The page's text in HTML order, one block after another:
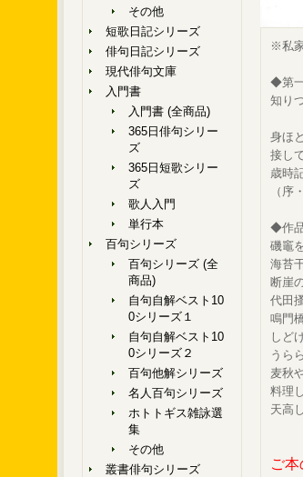
その他
短歌日記シリーズ
俳句日記シリーズ
現代俳句文庫
入門書
入門書 (全商品)
365日俳句シリー
ズ
365日短歌シリー
ズ
歌人入門
単行本
百句シリーズ
百句シリーズ (全
商品)
自句自解ベスト10
0シリーズ１
自句自解ベスト10
0シリーズ２
百句他解シリーズ
名人百句シリーズ
ホトトギス雑詠選
集
その他
叢書俳句シリーズ
※私
◆第
知り
身ほ
接し
歳時
（序
◆作
磯竈
海苔
断崖
代田
鳴門
しど
うら
麦秋
料理
天高
ご本